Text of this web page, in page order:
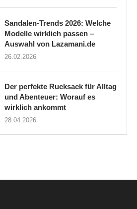
Sandalen-Trends 2026: Welche
Modelle wirklich passen –
Auswahl von Lazamani.de
26.02.2026
Der perfekte Rucksack für Alltag
und Abenteuer: Worauf es
wirklich ankommt
28.04.2026